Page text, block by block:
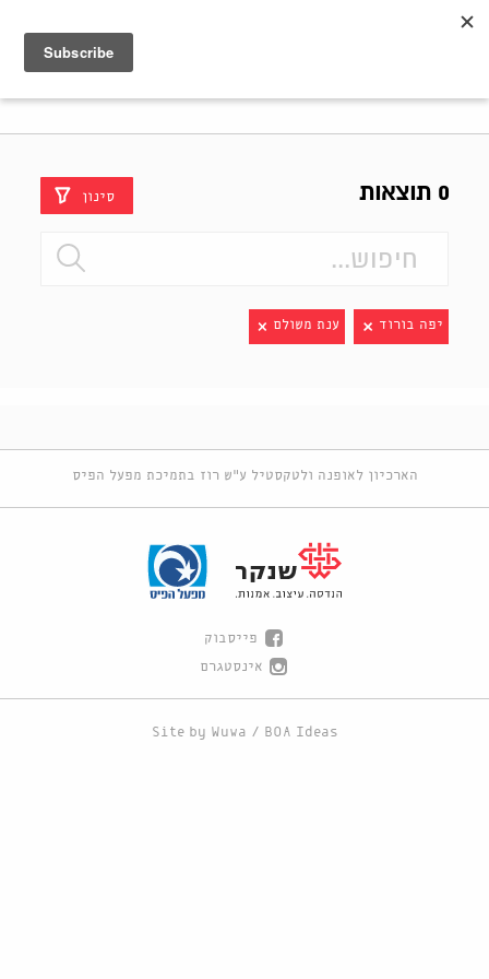
0 תוצאות סינון
יפה בורוד ענת משולם
הארכיון לאופנה ולטקסטיל ע"ש רוז בתמיכת מפעל הפיס
פייסבוק
אינסטגרם
Site by Wuwa / BOA Ideas